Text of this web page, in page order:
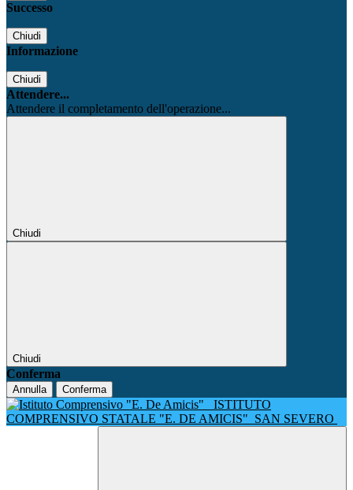
Successo
Chiudi
Informazione
Chiudi
Attendere...
Attendere il completamento dell'operazione...
Chiudi
Chiudi
Conferma
Annulla Conferma
ISTITUTO
COMPRENSIVO STATALE "E. DE AMICIS" SAN SEVERO